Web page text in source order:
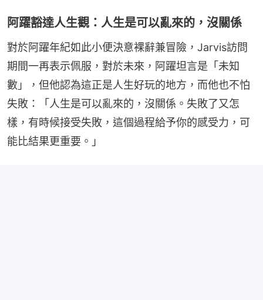
阿躍豁達人生觀：人生是可以亂來的，沒關係
對於阿躍年紀如此小便決意裸辭兼冒險，Jarvis訪問
期間一再表示佩服，對於未來，阿躍坦言是「未知
數」，但他認為這正是人生好玩的地方，而他也不怕
失敗：「人生是可以亂來的，沒關係。失敗了又怎
樣，有時候接受失敗，這個過程給予你的感受力，可
能比結果更重要。」